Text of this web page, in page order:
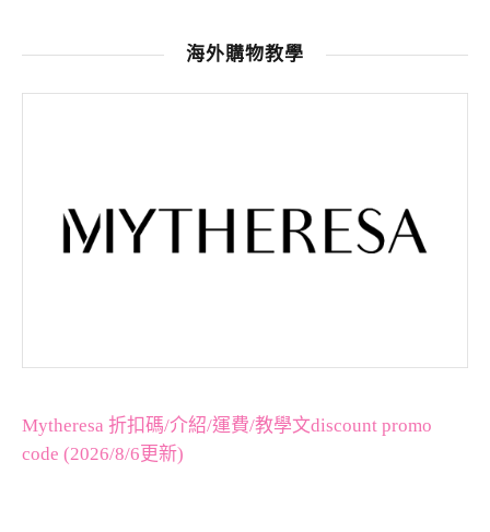
海外購物教學
Mytheresa 折扣碼/介紹/運費/教學文discount promo
code (2026/8/6更新)